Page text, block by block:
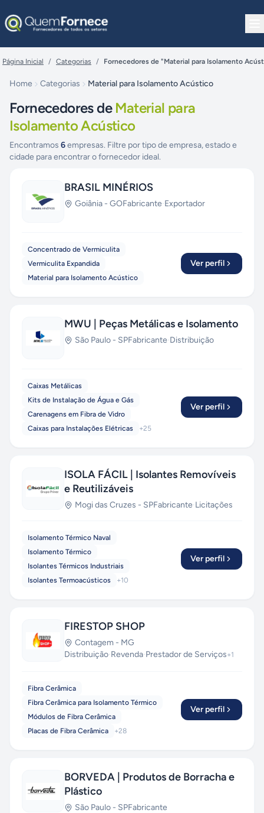
Página Inicial / Categorias / Fornecedores de "Material para Isolamento
Home Categorias Material para Isolamento Acústico
Fornecedores de Material para
Isolamento Acústico
Encontramos 6empresas. Filtre por tipo de empresa, estado e
cidade para encontrar o fornecedor ideal.
BRASIL MINÉRIOS
Goiânia - GOFabricante·Exportador
Concentrado de Vermiculita
Vermiculita Expandida
Material para Isolamento Acústico
Ver perfil
MWU | Peças Metálicas e Isolamento
São Paulo - SPFabricante·Distribuição
Caixas Metálicas
Kits de Instalação de Água e Gás
Carenagens em Fibra de Vidro
Caixas para Instalações Elétricas
+25
Ver perfil
ISOLA FÁCIL | Isolantes Removíveis
e Reutilizáveis
Mogi das Cruzes - SPFabricante·Licitações
Isolamento Térmico Naval
Isolamento Térmico
Isolantes Térmicos Industriais
Isolantes Termoacústicos
+10
Ver perfil
FIRESTOP SHOP
Contagem - MG
Distribuição·Revenda·Prestador de Serviços+1
Fibra Cerâmica
Fibra Cerâmica para Isolamento Térmico
Módulos de Fibra Cerâmica
Placas de Fibra Cerâmica
+28
Ver perfil
BORVEDA | Produtos de Borracha e
Plástico
São Paulo - SPFabricante